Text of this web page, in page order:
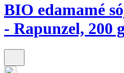
BIO edamamé
- Rapunzel, 200